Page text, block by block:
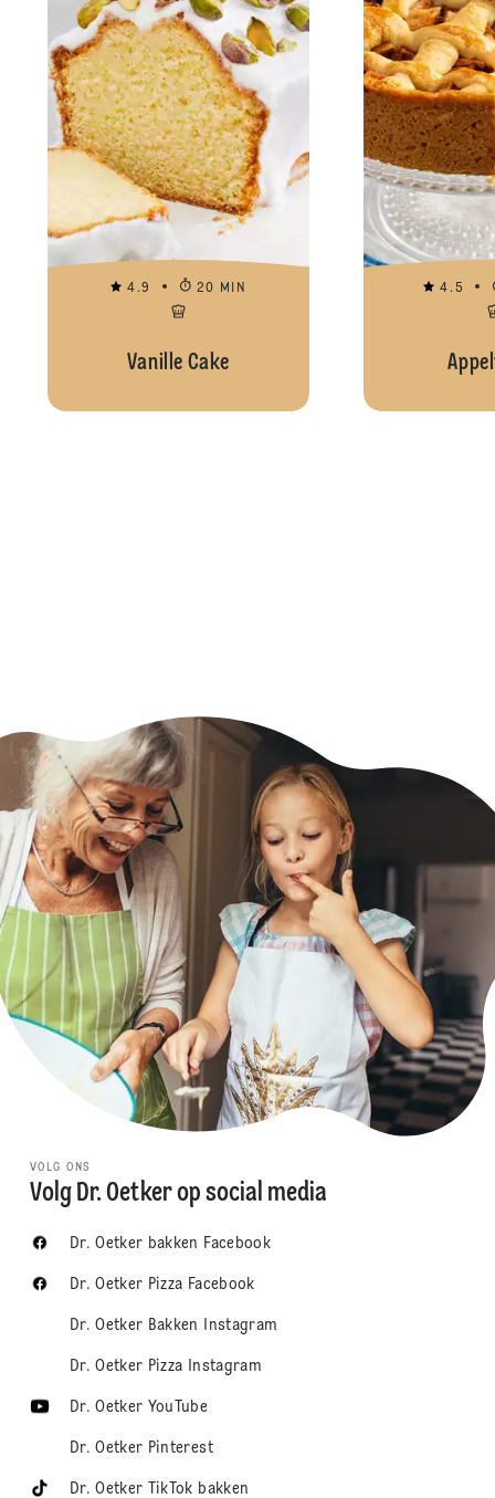
4.9 20 MIN
Vanille Cake
4.5
VOLG ONS
Volg Dr. Oetker op social media
Dr. Oetker bakken Facebook
Dr. Oetker Pizza Facebook
Dr. Oetker Bakken Instagram
Dr. Oetker Pizza Instagram
Dr. Oetker YouTube
Dr. Oetker Pinterest
Dr. Oetker TikTok bakken